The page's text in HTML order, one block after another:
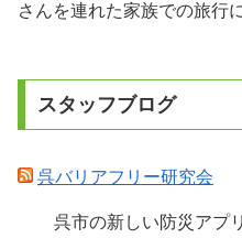
さんを連れた家族での旅行
スタッフブログ
呉バリアフリー研究会
呉市の新しい防災アプ